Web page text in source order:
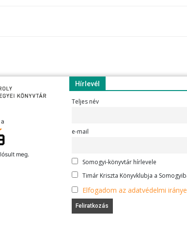
meg.
Hírlevél
Teljes név
e-mail
Somogyi-könyvtár hírlevele
Timár Kriszta Könyvklubja a
Elfogadom az adatvédelmi